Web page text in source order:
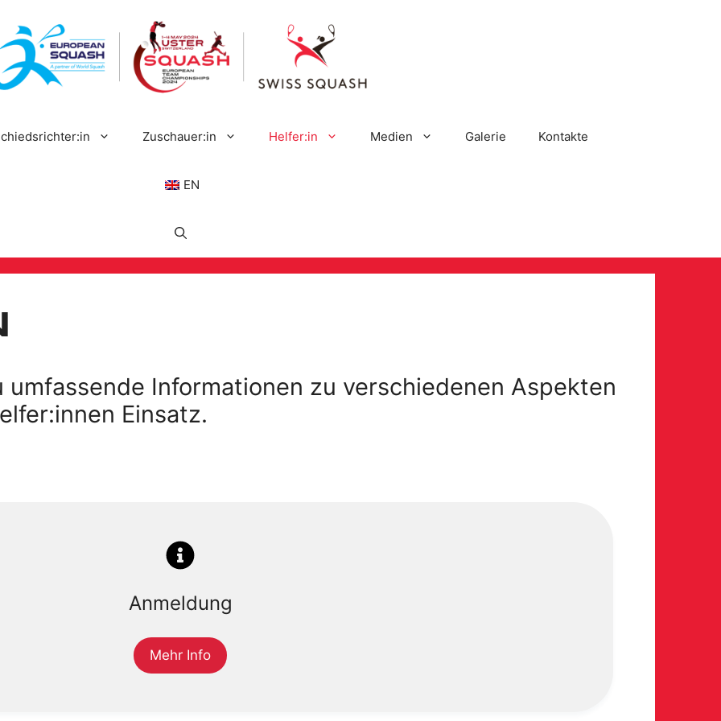
Zuschauer:in Helfer:in Medien Galerie Kontakte
EN
Informationen zu verschiedenen Aspekten
Einsatz.
Anmeldung
Mehr Info